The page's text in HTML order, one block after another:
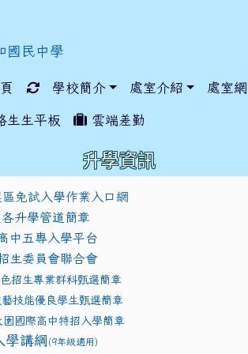
學校簡介 處室介紹 處室
生生平板 雲端差勤
升學資訊
免試入學作業入口網
www.jhjhs.tyc.edu.tw/modules/
升學管道簡章link to http://
link to http://
中五專入學平台
生委員會聯合會
招生專業群科甄選簡章
技能優良學生甄選簡章
園國際高中特招入學簡章
學講綱 (9年級適用)